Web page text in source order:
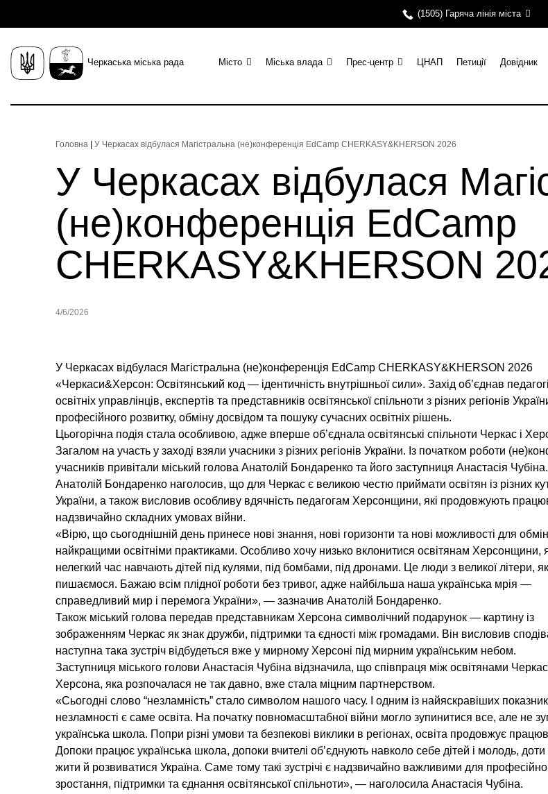
(1505) Гаряча лінія міста
Черкаська міська рада Місто Міська влада Прес-центр ЦНАП Петиції Довідник
Головна У Черкасах відбулася Магістральна (не)конференція EdCamp CHERKASY&KHERSON 2026
У Черкасах відбулася
(не)конференція EdCamp
CHERKASY&KHERSON
4/6/2026
У Черкасах відбулася Магістральна (не)конференція EdCamp CHERKASY&KHERSON 2026
«Черкаси&Херсон: Освітянський код — ідентичність внутрішньої сили». Захід об’єднав
освітніх управлінців, експертів та представників освітянської спільноти з різних регіонів
професійного розвитку, обміну досвідом та пошуку сучасних освітніх рішень.
Цьогорічна подія стала особливою, адже вперше об’єднала освітянські спільноти Черкас і
Загалом на участь у заході взяли учасники з різних регіонів України. Із початком роботи
учасників привітали міський голова Анатолій Бондаренко та його заступниця Анастасія Чубіна.
Анатолій Бондаренко наголосив, що для Черкас є великою честю приймати освітян із різних
України, а також висловив особливу вдячність педагогам Херсонщини, які продовжують
надзвичайно складних умовах війни.
«Вірю, що сьогоднішній день принесе нові знання, нові горизонти та нові можливості для
найкращими освітніми практиками. Особливо хочу низько вклонитися освітянам Херсонщини,
нелегкий час навчають дітей під кулями, під бомбами, під дронами. Це люди з великої літери,
пишаємося. Бажаю всім плідної роботи без тривог, адже найбільша наша українська мрія —
справедливий мир і перемога України», — зазначив Анатолій Бондаренко.
Також міський голова передав представникам Херсона символічний подарунок — картину із
зображенням Черкас як знак дружби, підтримки та єдності між громадами. Він висловив
наступна така зустріч відбудеться вже у мирному Херсоні під мирним українським небом.
Заступниця міського голови Анастасія Чубіна відзначила, що співпраця між освітянами Черкас
Херсона, яка розпочалася не так давно, вже стала міцним партнерством.
«Сьогодні слово “незламність” стало символом нашого часу. І одним із найяскравіших
незламності є саме освіта. На початку повномасштабної війни могло зупинитися все, але не
українська школа. Попри різні умови та безпекові виклики в регіонах, освіта продовжує
Допоки працює українська школа, допоки вчителі об’єднують навколо себе дітей і молодь, доти
жити й розвиватися Україна. Саме тому такі зустрічі є надзвичайно важливими для
зростання, підтримки та єднання освітянської спільноти», — наголосила Анастасія Чубіна.